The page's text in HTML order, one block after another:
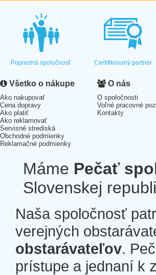
Popredná spoločnosť Certifikovaný partner
Všetko o nákupe
Ako nakupovať
Cena dopravy
Ako platiť
Ako reklamovať
Servisné strediská
Obchodné podmienky
Reklamačné podmienky
O nás
O spoločnosti
Voľné pracovné
Kontakty
Máme Pečať
Slovenskej
Naša spoločnosť
verejných
obstarávateľov.
prístupe a jednaní k